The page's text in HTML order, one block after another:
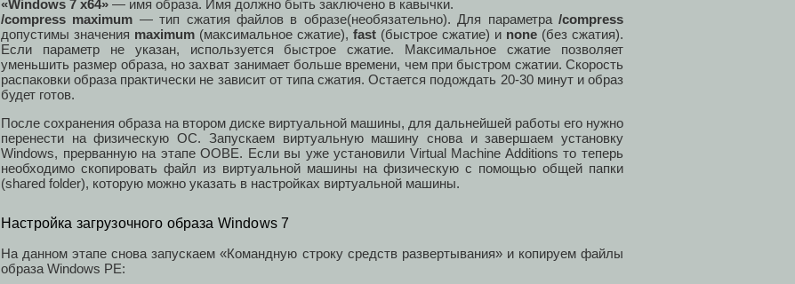
«Windows 7 x64» — имя образа. Имя должно быть заключено в кавычки.
/compress maximum — тип сжатия файлов в образе(необязательно). Для параметра/compress
допустимы значения maximum (максимальное сжатие), fast (быстрое сжатие) и none (без сжатия).
Если параметр не указан, используется быстрое сжатие. Максимальное сжатие позволяет
уменьшить размер образа, но захват занимает больше времени, чем при быстром сжатии. Скорость
распаковки образа практически не зависит от типа сжатия. Остается подождать 20-30 минут и образ
будет готов.
После сохранения образа на втором диске виртуальной машины, для дальнейшей работы его нужно
перенести на физическую ОС. Запускаем виртуальную машину снова и завершаем установку
Windows, прерванную на этапе OOBE. Если вы уже установили Virtual Machine Additions то теперь
необходимо скопировать файл из виртуальной машины на физическую с помощью общей папки
(shared folder), которую можно указать в настройках виртуальной машины.
Настройка загрузочного образа Windows 7
На данном этапе снова запускаем «Командную строку средств развертывания» и копируем файлы
образа Windows PE: